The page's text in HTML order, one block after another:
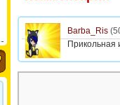
Barba_Ris
Прикольная